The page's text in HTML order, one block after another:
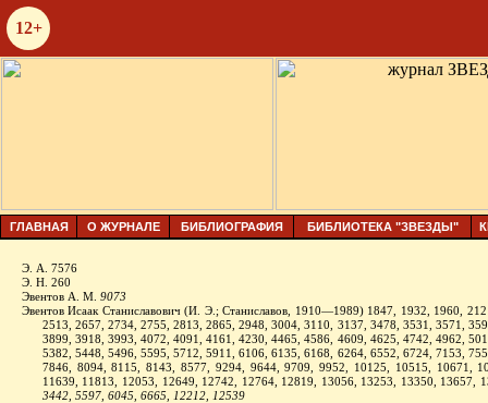
12+
ГЛАВНАЯ О ЖУРНАЛЕ БИБЛИОГРАФИЯ БИБЛИОТЕКА "ЗВЕЗДЫ"
Э. А. 7576
Э. Н. 260
Эвентов А. М. 9073
Эвентов Исаак Станиславович (И. Э.;Стани­славов, 1910—1989) 1847, 1932, 1960,
2513, 2657, 2734, 2755, 2813, 2865, 2948, 3004, 3110, 3137, 3478, 3531, 3571,
3899, 3918, 3993, 4072, 4091, 4161, 4230, 4465, 4586, 4609, 4625, 4742, 4962,
5382, 5448, 5496, 5595, 5712, 5911, 6106, 6135, 6168, 6264, 6552, 6724, 7153,
7846, 8094, 8115, 8143, 8577, 9294, 9644, 9709, 9952, 10125, 10515, 10671,
11639, 11813, 12053, 12649, 12742, 12764, 12819, 13056, 13253, 13350, 13657,
3442, 5597, 6045, 6665, 12212, 12539